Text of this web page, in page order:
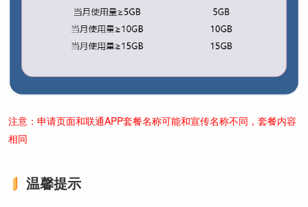
注意：申请页面和联通APP套餐名称可能和宣传名称不同，套餐内容
相同
温馨提示